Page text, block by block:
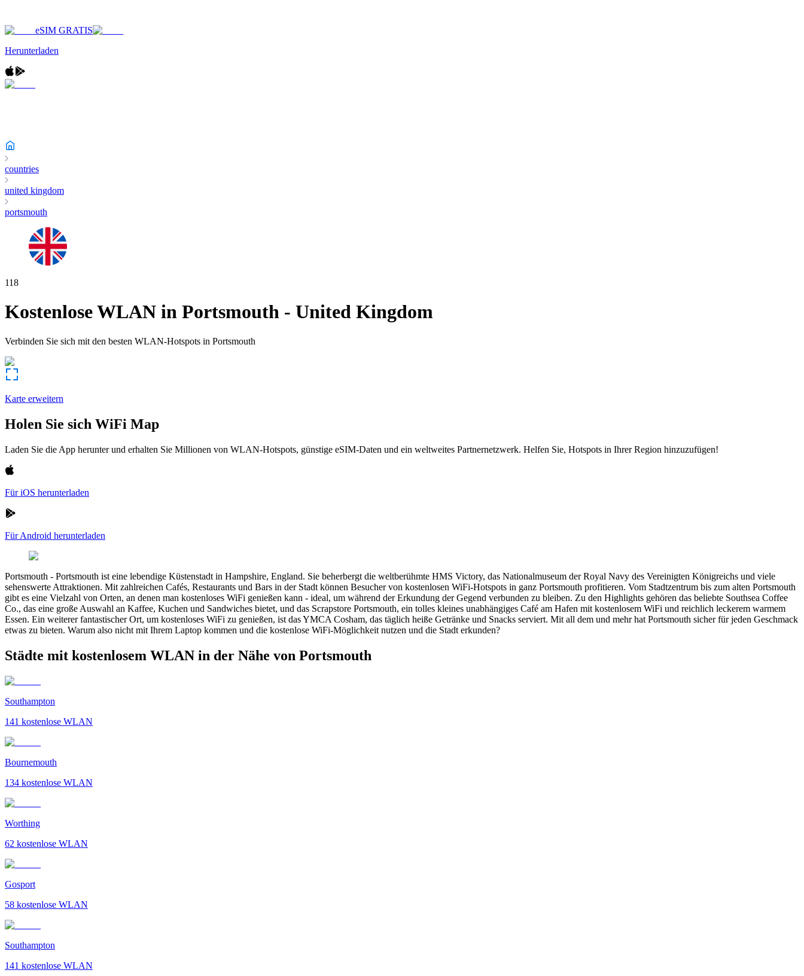
eSIM GRATIS
Herunterladen
countries
united kingdom
portsmouth
118
Kostenlose WLAN in Portsmouth - United Kingdom
Verbinden Sie sich mit den besten WLAN-Hotspots in Portsmouth
Karte erweitern
Holen Sie sich WiFi Map
Laden Sie die App herunter und erhalten Sie Millionen von WLAN-Hotspots, günstige eSIM-Daten und ein weltweites Partnernetzwerk. Helfen Sie, Hotspots in Ihrer Region hinzuzufügen!
Für iOS herunterladen
Für Android herunterladen
Portsmouth - Portsmouth ist eine lebendige Küstenstadt in Hampshire, England. Sie beherbergt die weltberühmte HMS Victory, das Nationalmuseum der Royal Navy des Vereinigten Königreichs und viele
sehenswerte Attraktionen. Mit zahlreichen Cafés, Restaurants und Bars in der Stadt können Besucher von kostenlosen WiFi-Hotspots in ganz Portsmouth profitieren. Vom Stadtzentrum bis zum alten Portsmouth
gibt es eine Vielzahl von Orten, an denen man kostenloses WiFi genießen kann - ideal, um während der Erkundung der Gegend verbunden zu bleiben. Zu den Highlights gehören das beliebte Southsea Coffee
Co., das eine große Auswahl an Kaffee, Kuchen und Sandwiches bietet, und das Scrapstore Portsmouth, ein tolles kleines unabhängiges Café am Hafen mit kostenlosem WiFi und reichlich leckerem warmem
Essen. Ein weiterer fantastischer Ort, um kostenloses WiFi zu genießen, ist das YMCA Cosham, das täglich heiße Getränke und Snacks serviert. Mit all dem und mehr hat Portsmouth sicher für jeden Geschmack
etwas zu bieten. Warum also nicht mit Ihrem Laptop kommen und die kostenlose WiFi-Möglichkeit nutzen und die Stadt erkunden?
Städte mit kostenlosem WLAN in der Nähe von Portsmouth
Southampton
141 kostenlose WLAN
Bournemouth
134 kostenlose WLAN
Worthing
62 kostenlose WLAN
Gosport
58 kostenlose WLAN
Southampton
141 kostenlose WLAN